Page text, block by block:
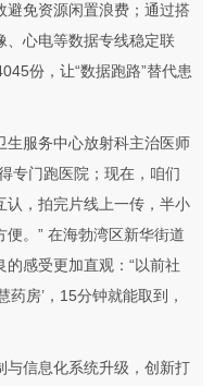
避免资源闲置浪费；通过搭
、心电等数据专线稳定联
份，让“数据跑路”替代患
生服务中心放射科主治医师
专门跑医院；现在，咱们
认，拍完片线上一传，半小
。” 在海勃湾区新华街道
感受更加直观：“以前社
药房’，15分钟就能取到，
与信息化系统升级，创新打